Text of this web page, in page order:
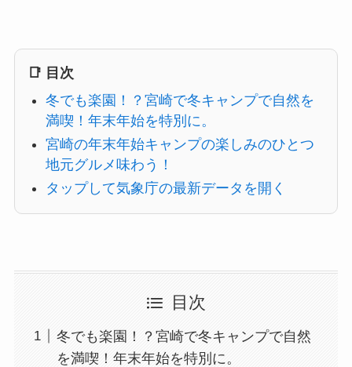
📑 目次
冬でも楽園！？宮崎で冬キャンプで自然を
満喫！年末年始を特別に。
宮崎の年末年始キャンプの楽しみのひとつ
地元グルメ味わう！
タップして気象庁の最新データを開く
目次
冬でも楽園！？宮崎で冬キャンプで自然
を満喫！年末年始を特別に。